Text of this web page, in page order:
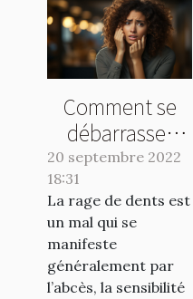
Comment se
débarrasser
d'une rage de
20 septembre 2022
18:31
La rage de dents est
un mal qui se
manifeste
généralement par
l’abcès, la sensibilité